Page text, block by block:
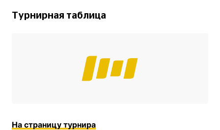
Турнирная таблица
На страницу турнира